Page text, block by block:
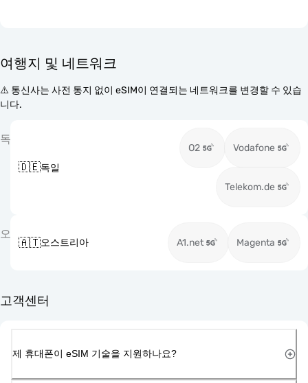
여행지 및 네트워크
⚠️ 통신사는 사전 통지 없이 eSIM이 연결되는 네트워크를 변경할 수 있습
니다.
독
🇩🇪독일
O2 Vodafone
Telekom.de
오
🇦🇹오스트리아 A1.net Magenta
고객센터
제 휴대폰이 eSIM 기술을 지원하나요?